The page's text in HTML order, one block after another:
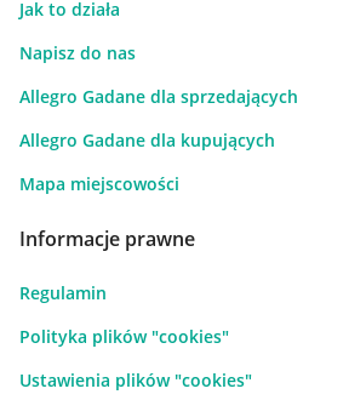
Jak to działa
Napisz do nas
Allegro Gadane dla sprzedających
Allegro Gadane dla kupujących
Mapa miejscowości
Informacje prawne
Regulamin
Polityka plików "cookies"
Ustawienia plików "cookies"